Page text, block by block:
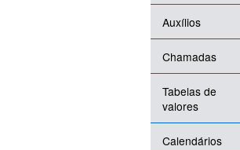
Auxílios
Chamadas
Tabelas de
valores
Calendários